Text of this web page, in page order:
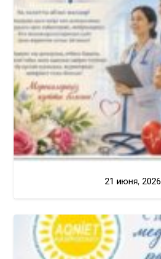
21 июня, 2026